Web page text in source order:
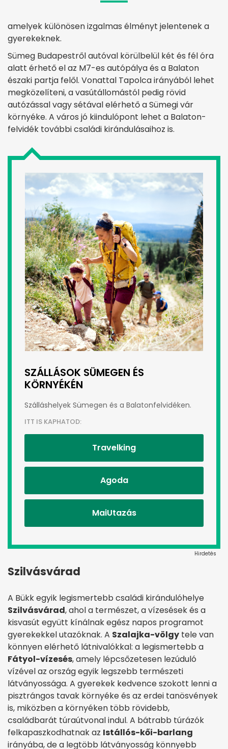
amelyek különösen izgalmas élményt jelentenek a
gyerekeknek.
Sümeg Budapestről autóval körülbelül két és fél óra
alatt érhető el az M7-es autópálya és a Balaton
északi partja felől. Vonattal Tapolca irányából lehet
megközelíteni, a vasútállomástól pedig rövid
autózással vagy sétával elérhető a Sümegi vár
környéke. A város jó kiindulópont lehet a Balaton-
felvidék további családi kirándulásaihoz is.
SZÁLLÁSOK SÜMEGEN ÉS
KÖRNYÉKÉN
Szálláshelyek Sümegen és a Balatonfelvidéken.
ITT IS KAPHATOD:
Travelking
Agoda
MaiUtazás
Hirdetés
Szilvásvárad
A Bükk egyik legismertebb családi kirándulóhelye
Szilvásvárad, ahol a természet, a vízesések és a
kisvasút együtt kínálnak egész napos programot
gyerekekkel utazóknak. A Szalajka-völgy tele van
könnyen elérhető látnivalókkal: a legismertebb a
Fátyol-vízesés, amely lépcsőzetesen lezúduló
vízével az ország egyik legszebb természeti
látványossága. A gyerekek kedvence szokott lenni a
pisztrángos tavak környéke és az erdei tanösvények
is, miközben a környéken több rövidebb,
családbarát túraútvonal indul. A bátrabb túrázók
felkapaszkodhatnak az Istállós-kői-barlang
irányába, de a legtöbb látványosság könnyebb